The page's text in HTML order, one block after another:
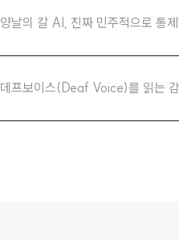
양날의 칼 AI, 진짜 민주적으로 통
데프보이스(Deaf Voice)를 읽는